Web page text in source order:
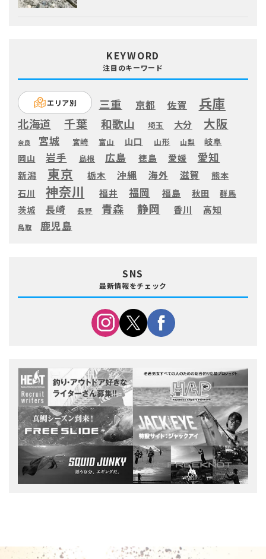
KEYWORD
注目のキーワード
エリア別 三重 京都 佐賀 兵庫
北海道 千葉 和歌山 埼玉 大分 大阪
奈良 宮城 宮崎 富山 山口 山形 山梨
岐阜
岡山
岩手 島根 広島 徳島 愛媛 愛知
新潟 東京 栃木 沖縄 海外 滋賀
熊本
石川
神奈川 福井 福岡 福島 秋田 群馬
茨城 長崎 長野 青森 静岡 香川 高知
鳥取 鹿児島
SNS
最新情報をチェック